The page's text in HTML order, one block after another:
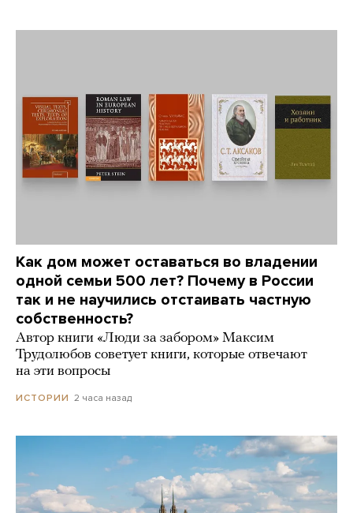
Как дом может оставаться во владении
одной семьи 500 лет? Почему в России
так и не научились отстаивать частную
собственность?
Автор книги «Люди за забором» Максим
Трудолюбов советует книги, которые отвечают
на эти вопросы
ИСТОРИИ 2 часа назад